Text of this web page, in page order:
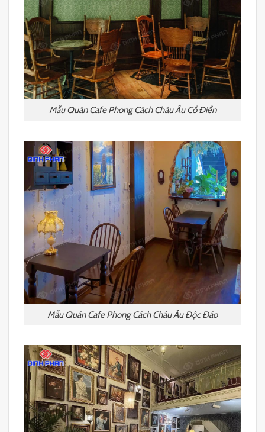
Mẫu Quán Cafe Phong Cách Châu Âu Cổ Điển
Mẫu Quán Cafe Phong Cách Châu Âu Độc Đáo